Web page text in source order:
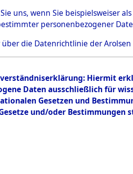
23.5.2024: Die
Familien (oder
zurückgegeben.
Namensvarianten
Häftlingsnummer
61812
Sie uns, wenn Sie beispielsweiser
personenbezogener
die Datenrichtlinie der Arolsen
Hiermit
Daten ausschließlich für
Gesetzen und
und/oder Bestimmungen